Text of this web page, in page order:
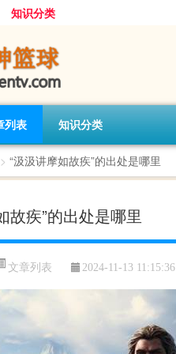
知识分类
列表 知识分类
> “汲汲讲摩如故疾”的出处是哪里
故疾”的出处是哪里
文章列表 2024-11-13 11:15:36